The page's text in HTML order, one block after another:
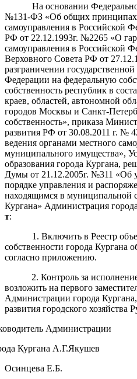
На основании
№131-ФЗ «Об общих принципах
самоуправления в Российской
РФ от 22.12.1993г. №2265 «О
самоуправления в Российской
Верховного Совета РФ от
разграничении
Федерации на федеральную
собственность республик в
краев, областей, автономной
городов Москвы и Санкт-
собственность», приказа
развития РФ от 30.08.2011 г. №
ведения органами местного
муниципального имущества»,
образования города Кургана,
Думы от 21.12.2005г. №311 «Об
порядке управления и
находящимся в муниципальной
Кургана» Администрация
т:
1. Включить в Реестр
собственности города Кургана
согласно приложению.
2. Контроль за
возложить на первого
Администрации города
развития городского хозяйства
Администрации
Кургана А.Г.Якушев
Осинцева Е.Б.